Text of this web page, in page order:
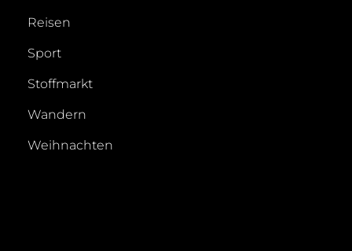
Reisen
Sport
Stoffmarkt
Wandern
Weihnachten